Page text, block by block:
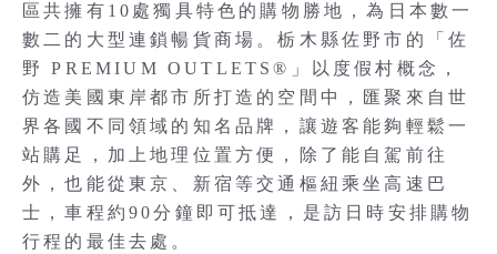
區共擁有10處獨具特色的購物勝地，為日本數一
數二的大型連鎖暢貨商場。栃木縣佐野市的「佐
野 PREMIUM OUTLETS®」以度假村概念，
仿造美國東岸都市所打造的空間中，匯聚來自世
界各國不同領域的知名品牌，讓遊客能夠輕鬆一
站購足，加上地理位置方便，除了能自駕前往
外，也能從東京、新宿等交通樞紐乘坐高速巴
士，車程約90分鐘即可抵達，是訪日時安排購物
行程的最佳去處。